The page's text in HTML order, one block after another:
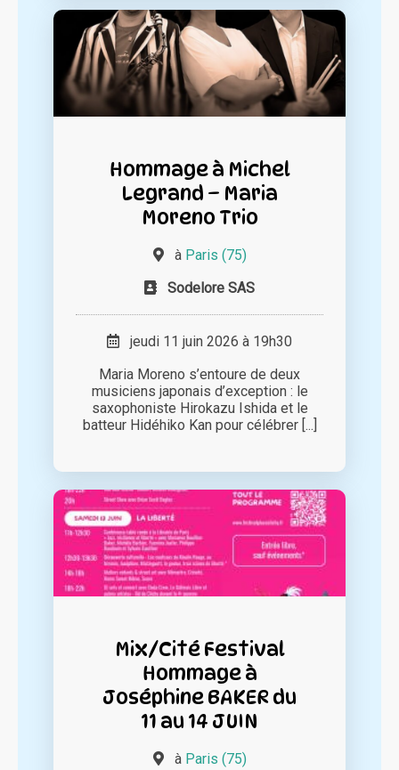
Hommage à Michel
Legrand – Maria
Moreno Trio
à Paris (75)
Sodelore SAS
jeudi 11 juin 2026 à 19h30
Maria Moreno s’entoure de deux
musiciens japonais d’exception : le
saxophoniste Hirokazu Ishida et le
batteur Hidéhiko Kan pour célébrer [...]
Mix/Cité Festival
Hommage à
Joséphine BAKER du
11 au 14 JUIN
à Paris (75)